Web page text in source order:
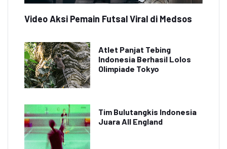
Video Aksi Pemain Futsal Viral di Medsos
Atlet Panjat Tebing
Indonesia Berhasil Lolos
Olimpiade Tokyo
Tim Bulutangkis Indonesia
Juara All England